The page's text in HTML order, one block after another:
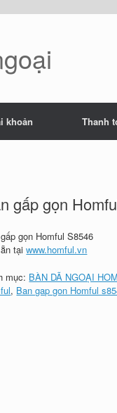
khoản Thanh
gấp gọn
gọn Homful S8546
tạiwww.homful.vn
mục: BÀN DÃ NGOẠI
, Ban gap gon Homful